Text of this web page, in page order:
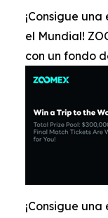
¡Consigue
el Mundial!
con un fondo
¡Consigue